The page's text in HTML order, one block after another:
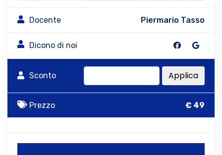
Docente Piermario Tasso
Dicono di noi
Sconto Applica
Prezzo € 49